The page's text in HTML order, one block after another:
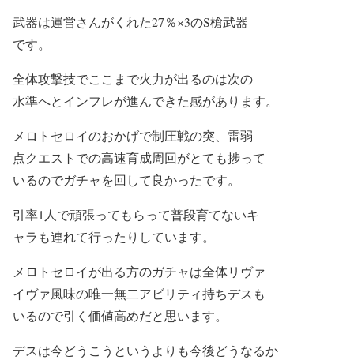
武器は運営さんがくれた27％×3のS槍武器
です。
全体攻撃技でここまで火力が出るのは次の
水準へとインフレが進んできた感があります。
メロトセロイのおかげで制圧戦の突、雷弱
点クエストでの高速育成周回がとても捗って
いるのでガチャを回して良かったです。
引率1人で頑張ってもらって普段育てないキ
ャラも連れて行ったりしています。
メロトセロイが出る方のガチャは全体リヴァ
イヴァ風味の唯一無二アビリティ持ちデスも
いるので引く価値高めだと思います。
デスは今どうこうというよりも今後どうなるか